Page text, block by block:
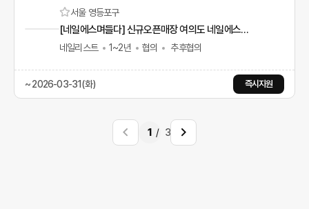
서울 영등포구
[네일에스며들다] 신규오픈매장 여의도 네일에스며들다2호점
네일리스트 1~2년 협의 추후협의
즉시지원
~ 2026-03-31(화)
1 3